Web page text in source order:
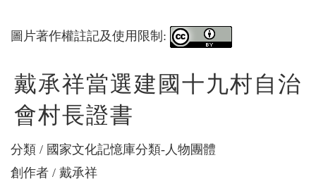
圖片著作權註記及使用限制:
戴承祥當選建國十九村自治
會村長證書
分類
國家文化記憶庫分類-人物團體
創作者
戴承祥